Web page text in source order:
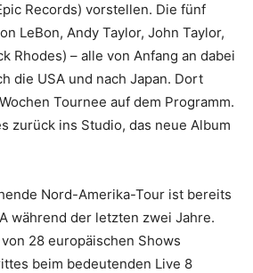
Records) vorstellen. Die fünf
LeBon, Andy Taylor, John Taylor,
Rhodes) – alle von Anfang an dabei
die USA und nach Japan. Dort
Tournee auf dem Programm.
zurück ins Studio, das neue Album
Nord-Amerika-Tour ist bereits
während der letzten zwei Jahre.
28 europä­ischen Shows
beim bedeutenden Live 8